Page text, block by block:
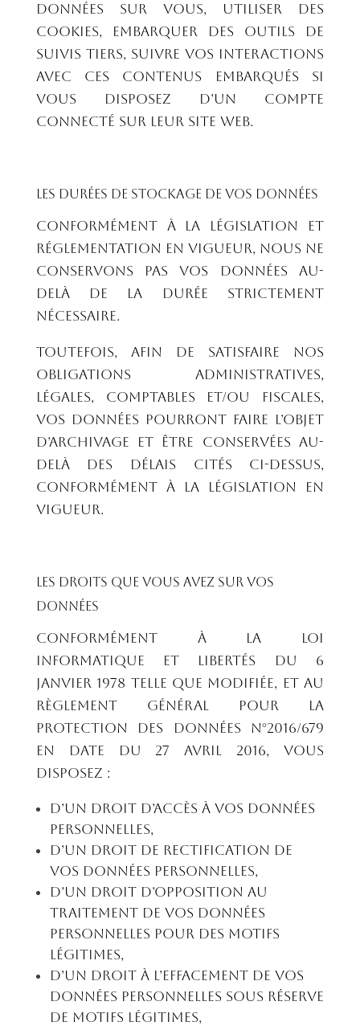
données sur vous, utiliser des
cookies, embarquer des outils de
suivis tiers, suivre vos interactions
avec ces contenus embarqués si
vous disposez d’un compte
connecté sur leur site web.
Les durées de stockage de vos données
Conformément à la législation et
réglementation en vigueur, nous ne
conservons pas vos données au-
delà de la durée strictement
nécessaire.
Toutefois, afin de satisfaire nos
obligations administratives,
légales, comptables et/ou fiscales,
vos données pourront faire l’objet
d’archivage et être conservées au-
delà des délais cités ci-dessus,
conformément à la législation en
vigueur.
Les droits que vous avez sur vos
données
Conformément à la loi
Informatique et Libertés du 6
janvier 1978 telle que modifiée, et au
Règlement Général pour la
Protection des Données n°2016/679
en date du 27 avril 2016, vous
disposez :
D’un droit d’accès à vos données
personnelles,
D’un droit de rectification de
vos données personnelles,
D’un droit d’opposition au
traitement de vos données
personnelles pour des motifs
légitimes,
D’un droit à l’effacement de vos
données personnelles sous réserve
de motifs légitimes,